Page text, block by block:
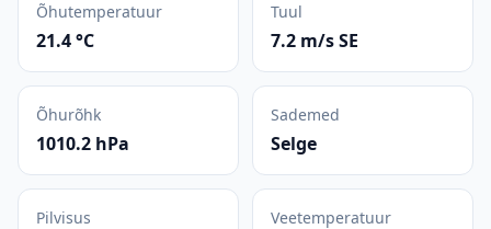
Õhutemperatuur
21.4 °C
Tuul
7.2 m/s SE
Õhurõhk
1010.2 hPa
Sademed
Selge
Pilvisus Veetemperatuur